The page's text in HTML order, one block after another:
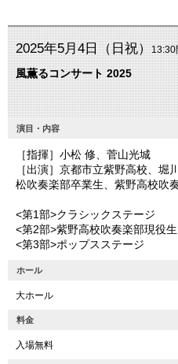
2025年5月4日（日祝）13:30
風薫るコンサート 2025
演目・内容
［指揮］小松 修、菅山光城
［出演］京都市立紫野高校、堀
松吹奏楽部卒業生、紫野高校吹
<第1部>クラシックステージ
<第2部>紫野高校吹奏楽部現役
<第3部>ポップスステージ
ホール
大ホール
料金
入場無料